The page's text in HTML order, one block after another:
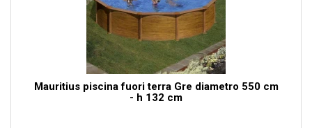
Mauritius piscina fuori terra Gre diametro 550 cm
- h 132 cm